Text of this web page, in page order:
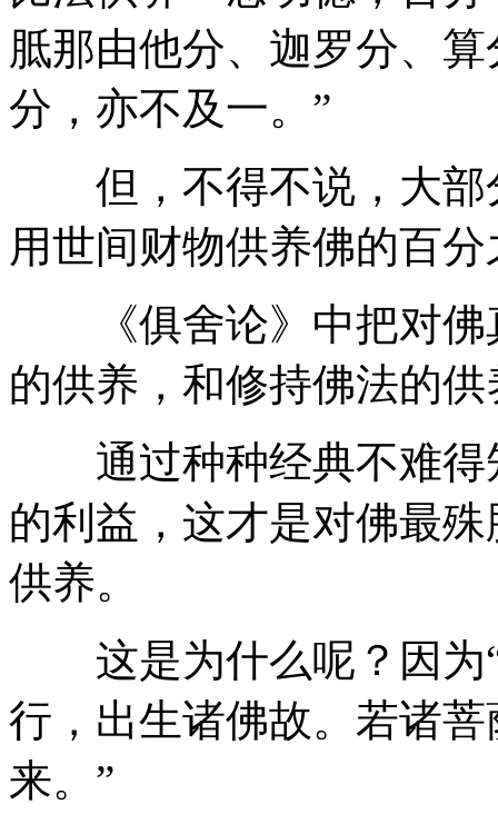
胝那由他分、迦罗分、
分，亦不及一。”
但，不得不说，大部
用世间财物供养佛的百
《俱舍论》中把对佛
的供养，和修持佛法的
通过种种经典不难得
的利益，这才是对佛最
供养。
这是为什么呢？因为“
行，出生诸佛故。若诸
来。”